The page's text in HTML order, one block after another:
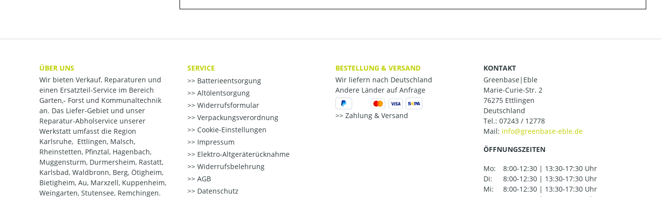
ÜBER UNS
Wir bieten Verkauf, Reparaturen und
einen Ersatzteil-Service im Bereich
Garten,- Forst und Kommunaltechnik
an. Das Liefer-Gebiet und unser
Reparatur-Abholservice unserer
Werkstatt umfasst die Region
Karlsruhe, Ettlingen, Malsch,
Rheinstetten, Pfinztal, Hagenbach,
Muggensturm, Durmersheim, Rastatt,
Karlsbad, Waldbronn, Berg, Ötigheim,
Bietigheim, Au, Marxzell, Kuppenheim,
Weingarten, Stutensee, Remchingen.
SERVICE
Batterieentsorgung
Altölentsorgung
Widerrufsformular
Verpackungsverordnung
Cookie-Einstellungen
Impressum
Elektro-Altgeräterücknahme
Widerrufsbelehrung
AGB
Datenschutz
BESTELLUNG & VERSAND
Wir liefern nach Deutschland
Andere Länder auf Anfrage
Zahlung & Versand
KONTAKT
Greenbase|Eble
Marie-Curie-Str. 2
76275 Ettlingen
Deutschland
Tel.: 07243 / 12778
Mail:
ÖFFNUNGSZEITEN
Mo:
8:00-12:30 | 13:30-17:30 Uhr
Di:
8:00-12:30 | 13:30-17:30 Uhr
Mi:
8:00-12:30 | 13:30-17:30 Uhr